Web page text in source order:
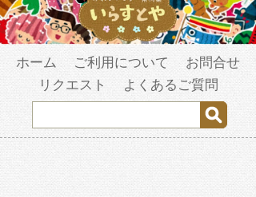
ホーム ご利用について
お問合せ
リクエスト
よくあるご質問